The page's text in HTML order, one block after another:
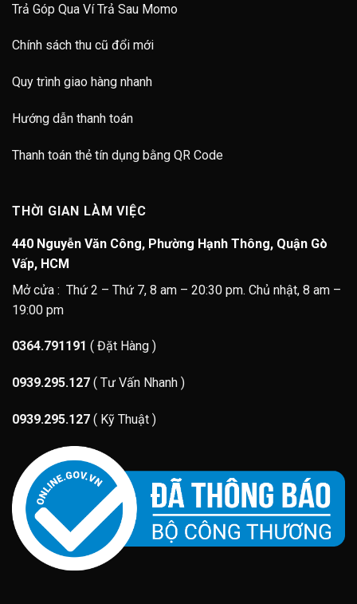
Trả Góp Qua Ví Trả Sau Momo
Chính sách thu cũ đổi mới
Quy trình giao hàng nhanh
Hướng dẫn thanh toán
Thanh toán thẻ tín dụng bằng QR Code
THỜI GIAN LÀM VIỆC
440 Nguyễn Văn Công, Phường Hạnh Thông, Quận Gò
Vấp, HCM
Mở cửa : Thứ 2 – Thứ 7, 8 am – 20:30 pm. Chủ nhật, 8 am –
19:00 pm
0364.791191 ( Đặt Hàng )
0939.295.127 ( Tư Vấn Nhanh )
0939.295.127 ( Kỹ Thuật )